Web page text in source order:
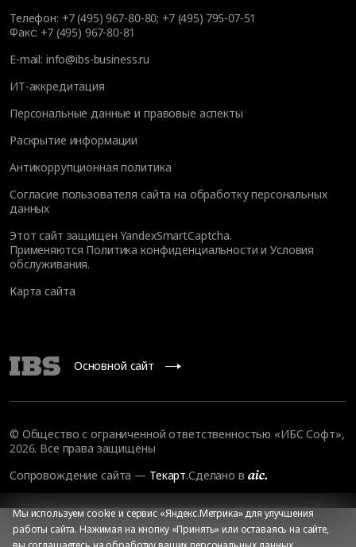
Телефон: +7 (495) 967-80-80; +7 (495) 795-07-51
Факс: +7 (495) 967-80-81
E-mail: info@ibs-business.ru
ИТ-аккредитация
Персональные данные и правовые аспекты
Раскрытие информации
Антикоррупционная политика
Согласие пользователя сайта на обработку персональных
данных
Этот сайт защищен YandexSmartCaptcha.
Применяются Политика конфиденциальности иУсловия
обслуживания.
Карта сайта
Основной сайт
© Общество с ограниченной ответственностью «ИБС Софт»,
2026. Все права защищены
Сопровождение сайта — Текарт.Сделано в
Мы используем cookie и сервис «Яндекс.Метрика» для улучшения
работы сайта. Нажимая на кнопку «Принять» или оставаясь на сайте,